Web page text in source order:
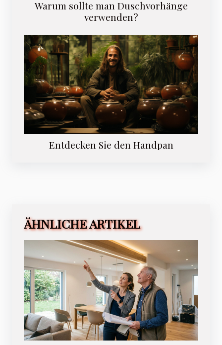
Warum sollte man Duschvorhänge
verwenden?
Entdecken Sie den Handpan
ÄHNLICHE ARTIKEL